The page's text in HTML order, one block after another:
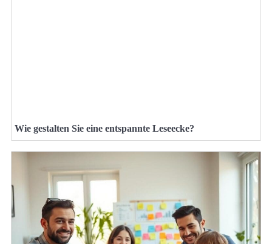
Wie gestalten Sie eine entspannte Leseecke?